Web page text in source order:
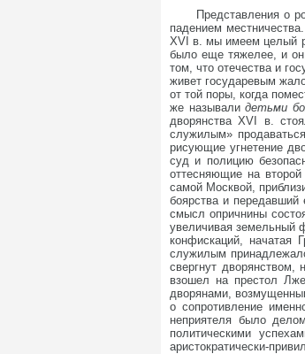
Представления о
падением
XVI в. мы имеем целый
было еще тяжелее, и он
том, что отечества и
живет государевым
от той поры, когда
же называлидетьми
дворянства XVI в.
служилым»
рисующие угнетение
суд и полицию
оттесняющие на
самой Москвой,
боярства и передавший
смысл опричнины
увеличивая земельный
конфискаций, начатая
служилым
свергнут
взошел на престол
дворянами,
о сопротивление
неприятеля было
политическими
аристократически-